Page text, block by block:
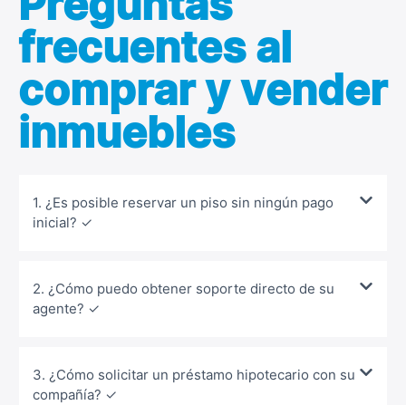
frecuentes al
comprar y vender
inmuebles
1. ¿Es posible reservar un piso sin ningún pago
inicial? ✓
2. ¿Cómo puedo obtener soporte directo de su
agente? ✓
3. ¿Cómo solicitar un préstamo hipotecario con su
compañía? ✓